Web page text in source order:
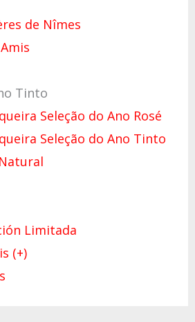
de Nîmes
Tinto
Seleção do Ano Rosé
Seleção do Ano Tinto
Limitada
(+)